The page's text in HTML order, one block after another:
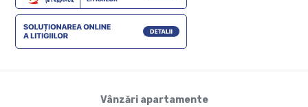
Vânzări apartamente